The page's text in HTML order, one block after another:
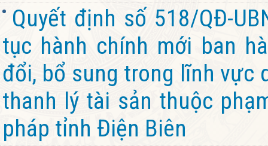
Quyết định số 518/QĐ-
tục hành chính mới ban
đổi, bổ sung trong lĩnh vực
thanh lý tài sản thuộc
pháp tỉnh Điện Biên